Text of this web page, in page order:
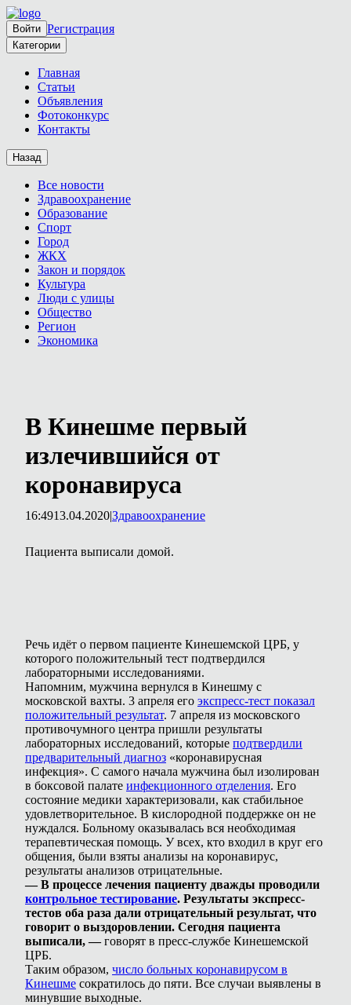
Войти Регистрация
Категории
Главная
Статьи
Объявления
Фотоконкурс
Контакты
Назад
Все новости
Здравоохранение
Образование
Спорт
Город
ЖКХ
Закон и порядок
Культура
Люди с улицы
Общество
Регион
Экономика
В Кинешме первый
излечившийся от
коронавируса
16:4913.04.2020|Здравоохранение
Пациента выписали домой.
Речь идёт о первом пациенте Кинешемской ЦРБ, у
которого положительный тест подтвердился
лабораторными исследованиями.
Напомним, мужчина вернулся в Кинешму с
московской вахты. 3 апреля его экспресс-тест показал
положительный результат. 7 апреля из московского
противочумного центра пришли результаты
лабораторных исследований, которые подтвердили
предварительный диагноз «коронавирусная
инфекция». С самого начала мужчина был изолирован
в боксовой палате инфекционного отделения. Его
состояние медики характеризовали, как стабильное
удовлетворительное. В кислородной поддержке он не
нуждался. Больному оказывалась вся необходимая
терапевтическая помощь. У всех, кто входил в круг его
общения, были взяты анализы на коронавирус,
результаты анализов отрицательные.
— В процессе лечения пациенту дважды проводили
контрольное тестирование. Результаты экспресс-
тестов оба раза дали отрицательный результат, что
говорит о выздоровлении. Сегодня пациента
выписали, —говорят в пресс-службе Кинешемской
ЦРБ.
Таким образом, число больных коронавирусом в
Кинешме сократилось до пяти. Все случаи выявлены в
минувшие выходные.